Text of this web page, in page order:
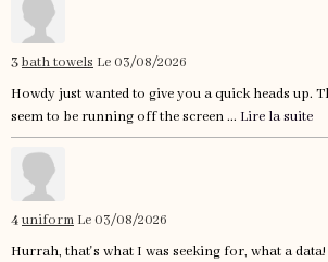
3bath towels Le 03/08/2026
Howdy just wanted to give you a quick heads up.
seem to be running off the screen ... Lire la suite
4uniform Le 03/08/2026
Hurrah, that's what I was seeking for, what a